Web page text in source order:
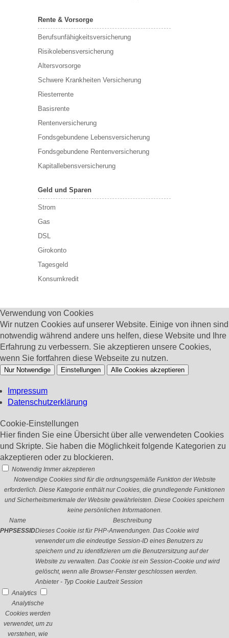
Rente & Vorsorge
Berufs­unfähigkeitsversicherung
Risikolebensversicherung
Altersvorsorge
Schwere Krankheiten Versicherung
Riesterrente
Basisrente
Rentenversicherung
Fondsgebundene Lebensversicherung
Fondsgebundene Rentenversicherung
Kapitallebensversicherung
Geld und Sparen
Strom
Gas
DSL
Girokonto
Tagesgeld
Konsumkredit
Verwendung von Cookies
Wir nutzen Cookies auf unserer Website. Einige von ihnen sind
notwendig während andere uns helfen, diese Website und Ihre
Erfahrung zu verbessern. Sie akzeptieren unsere Cookies,
wenn Sie fortfahren diese Webseite zu nutzen.
Nur Notwendige Einstellungen Alle Cookies akzeptieren
Impressum
Datenschutzerklärung
Cookie-Einstellungen
Hier finden Sie eine Übersicht über alle verwendeten Cookies
und Skripte. Sie haben die Möglichkeit folgende Kategorien zu
akzeptieren oder zu blockieren.
Notwendig Immer akzeptieren
Notwendige Cookies sind für die ordnungsgemäße Funktion der Website
erforderlich. Diese Kategorie enthält nur Cookies, die grundlegende Funktionen
und Sicherheitsmerkmale der Website gewährleisten. Diese Cookies speichern
keine persönlichen Informationen.
Name
Beschreibung
PHPSESSIDDieses Cookie ist für PHP-Anwendungen. Das Cookie wird
verwendet um die eindeutige Session-ID eines Benutzers zu
speichern und zu identifizieren um die Benutzersitzung auf der
Website zu verwalten. Das Cookie ist ein Session-Cookie und wird
gelöscht, wenn alle Browser-Fenster geschlossen werden.
Anbieter - Typ Cookie Laufzeit Session
Analytics
Analytische
Cookies werden
verwendet, um zu
verstehen, wie